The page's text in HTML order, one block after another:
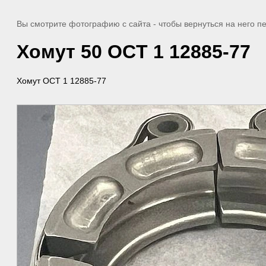
Вы смотрите фотографию с сайта - чтобы вернуться на него
Хомут 50 OCT 1 12885-77
Хомут OCT 1 12885-77